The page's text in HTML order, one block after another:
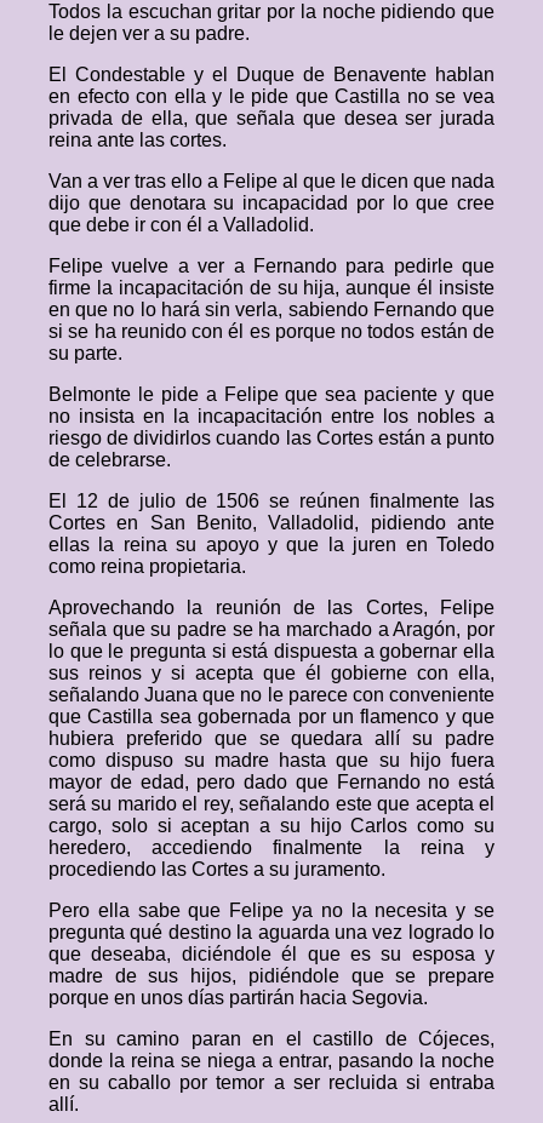
Todos la escuchan gritar por la noche pidiendo que
le dejen ver a su padre.
El Condestable y el Duque de Benavente hablan
en efecto con ella y le pide que Castilla no se vea
privada de ella, que señala que desea ser jurada
reina ante las cortes.
Van a ver tras ello a Felipe al que le dicen que nada
dijo que denotara su incapacidad por lo que cree
que debe ir con él a Valladolid.
Felipe vuelve a ver a Fernando para pedirle que
firme la incapacitación de su hija, aunque él insiste
en que no lo hará sin verla, sabiendo Fernando que
si se ha reunido con él es porque no todos están de
su parte.
Belmonte le pide a Felipe que sea paciente y que
no insista en la incapacitación entre los nobles a
riesgo de dividirlos cuando las Cortes están a punto
de celebrarse.
El 12 de julio de 1506 se reúnen finalmente las
Cortes en San Benito, Valladolid, pidiendo ante
ellas la reina su apoyo y que la juren en Toledo
como reina propietaria.
Aprovechando la reunión de las Cortes, Felipe
señala que su padre se ha marchado a Aragón, por
lo que le pregunta si está dispuesta a gobernar ella
sus reinos y si acepta que él gobierne con ella,
señalando Juana que no le parece con conveniente
que Castilla sea gobernada por un flamenco y que
hubiera preferido que se quedara allí su padre
como dispuso su madre hasta que su hijo fuera
mayor de edad, pero dado que Fernando no está
será su marido el rey, señalando este que acepta el
cargo, solo si aceptan a su hijo Carlos como su
heredero, accediendo finalmente la reina y
procediendo las Cortes a su juramento.
Pero ella sabe que Felipe ya no la necesita y se
pregunta qué destino la aguarda una vez logrado lo
que deseaba, diciéndole él que es su esposa y
madre de sus hijos, pidiéndole que se prepare
porque en unos días partirán hacia Segovia.
En su camino paran en el castillo de Cójeces,
donde la reina se niega a entrar, pasando la noche
en su caballo por temor a ser recluida si entraba
allí.